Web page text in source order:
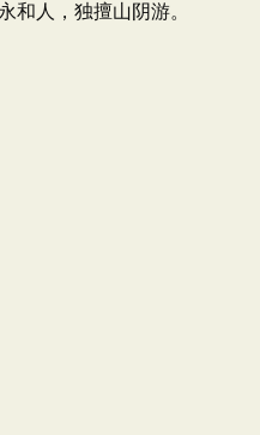
和人，独擅山阴游。